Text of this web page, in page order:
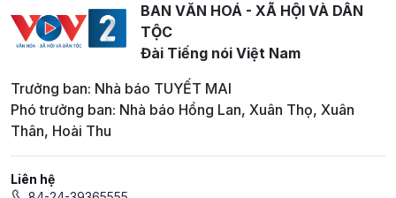
BAN VĂN HOÁ - XÃ HỘI VÀ DÂN
TỘC
Đài Tiếng nói Việt Nam
Trưởng ban: Nhà báo TUYẾT MAI
Phó trưởng ban: Nhà báo Hồng Lan, Xuân Thọ, Xuân
Thân, Hoài Thu
Liên hệ